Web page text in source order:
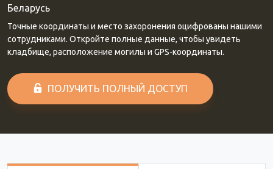
Беларусь
Точные координаты и место захоронения оцифрованы нашими
сотрудниками. Откройте полные данные, чтобы увидеть
кладбище, расположение могилы и GPS-координаты.
ПОЛУЧИТЬ ПОЛНЫЙ ДОСТУП